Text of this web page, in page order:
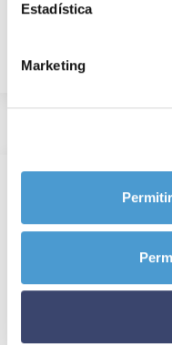
Estadística
Marketing